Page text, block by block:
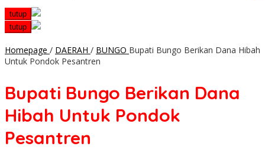
tutup
tutup
Homepage / DAERAH / BUNGO Bupati Bungo Berikan Dana Hibah
Untuk Pondok Pesantren
Bupati Bungo Berikan Dana
Hibah Untuk Pondok
Pesantren